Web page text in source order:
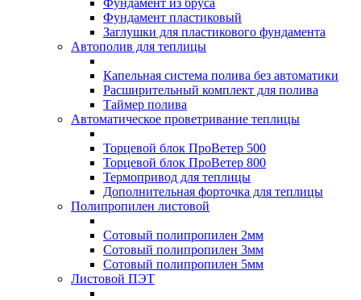
Фундамент из бруса
Фундамент пластиковый
Заглушки для пластикового фундамента
Автополив для теплицы
Капельная система полива без автоматики
Расширительный комплект для полива
Таймер полива
Автоматическое проветривание теплицы
Торцевой блок ПроВетер 500
Торцевой блок ПроВетер 800
Термопривод для теплицы
Дополнительная форточка для теплицы
Полипропилен листовой
Сотовый полипропилен 2мм
Сотовый полипропилен 3мм
Сотовый полипропилен 5мм
Листовой ПЭТ